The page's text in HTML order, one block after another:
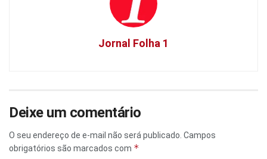
Jornal Folha 1
Deixe um comentário
O seu endereço de e-mail não será publicado. Campos
obrigatórios são marcados com *